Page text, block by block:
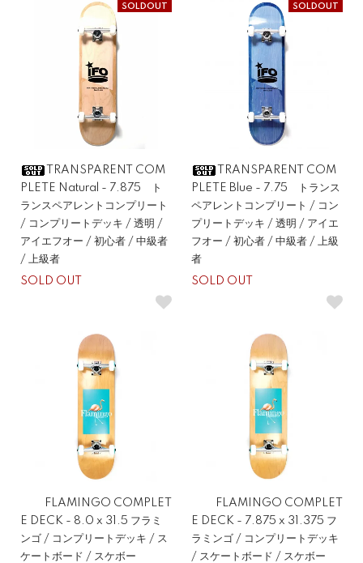
SOLDOUT
TRANSPARENT COM
PLETE Natural - 7.875 ト
ランスペアレントコンプリート
/ コンプリートデッキ / 透明 /
アイエフオー / 初心者 / 中級者
/ 上級者
SOLD OUT
SOLDOUT
TRANSPARENT COM
PLETE Blue - 7.75 トランス
ペアレントコンプリート / コン
プリートデッキ / 透明 / アイエ
フオー / 初心者 / 中級者 / 上級
者
SOLD OUT
FLAMINGO COMPLET
E DECK - 8.0 x 31.5 フラミ
ンゴ / コンプリートデッキ / ス
ケートボード / スケボー
FLAMINGO COMPLET
E DECK - 7.875 x 31.375 フ
ラミンゴ / コンプリートデッキ
/ スケートボード / スケボー